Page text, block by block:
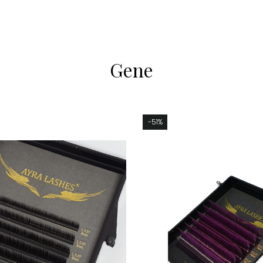
Gene
-51%